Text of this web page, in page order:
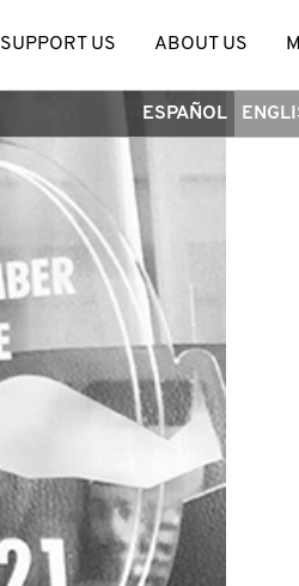
SUPPORT US ABOUT US
ESPAÑOL